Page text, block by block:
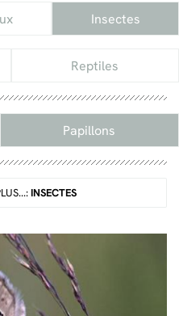
Insectes
Reptiles
Papillons
INSECTES